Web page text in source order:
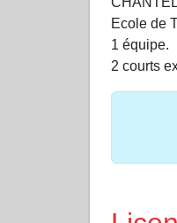
Ecole de
1 équipe.
2 courts